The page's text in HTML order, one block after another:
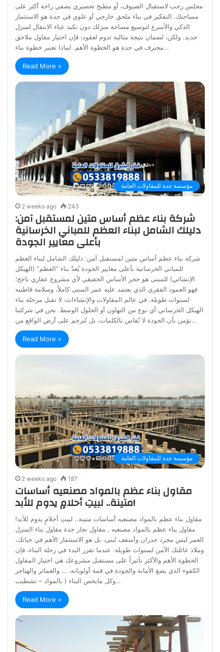
مجلس رحب لاستقبال الضيوف، أو مطبخ تحضيري يضفي راحة أكثر على
مساحتك. التفكير في بناء ملحق خارجي أو علوي في جدة هو الاستثمار
الذكي والأسرع لتوسيع مساحة منزلك دون تكبد عناء الانتقال لمنزل
جديد. ولكن، لضمان نتيجة مثالية تدوم لعقود، فإن اختيار مقاول ملاحق
محترف في جدة هو الخطوة الأهم. لماذا تعتبر خطوة بناء…
Read More »
مؤسسة جدة للمقاولات العامة
2 weeks ago 243
شركة بناء عظم أساس متين لمستقبل آمن:
دليلك الشامل لبناء العظم للمباني الخرسانية
بأعلى معايير الجودة
شركة بناء عظم أساس متين لمستقبل آمن: دليلك الشامل لبناء العظم
للمباني الخرسانية بأعلى معايير الجودة يُعدّ بناء “العظم” (الهيكل
الإنشائي) للمبنى هو حجر الأساس الحقيقي لأي مشروع عقاري ناجح؛
فهو العمود الفقري الذي يعتمد عليه عمر المبنى كاملاً، وسلامة قاطنيه
لسنوات طويلة. في عالم المقاولات والإنشاءات، لا تقبل مرحلة بناء
الهيكل الخرساني أي نوع من التهاون أو الحلول الوسط. نحن في شركتنا
نؤمن بأن الجودة لا تُقاس بالكلمات، بل تُترجم على أرض الواقع من…
Read More »
مؤسسة جدة للمقاولات العامة
2 weeks ago 187
مقاول بناء عظم بالمواد مصنعيه أساسات
متينة.. لبيتِ أحلامٍ يدوم للأبد!
مقاول بناء عظم بالمواد مصنعيه أساسات متينة.. لبيتِ أحلامٍ يدوم للأبد!
مقاول بناء عظم بالمواد مصنعيه , مقاول نجار جدة مقاول بناء المنزل
العمر ليس مجرد جدران وأسقف تُبنى، بل هو الاستثمار الأهم في حياتك،
وملاذ عائلتك الآمن لسنوات طويلة. عندما تقرر البدء في رحلة البناء، فإن
الخطوة الأهم والأكثر تأثيراً على مستقبل مشروعك هي اختيار المقاول
الكفوء الذي يضع الأمانة والجودة في قمة أولوياته. … والعمائر والهناجر
وكل مايخص البناء ( بالمواد – تشطيب…
Read More »